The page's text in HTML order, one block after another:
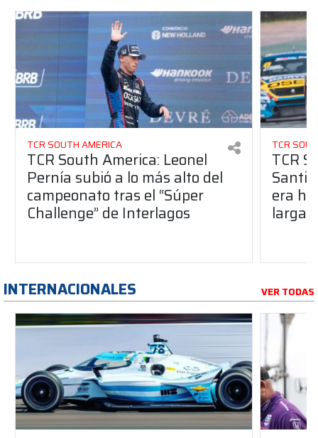
TCR SOUTH AMERICA
TCR South America: Leonel
Pernía subió a lo más alto del
campeonato tras el “Súper
Challenge” de Interlagos
TCR
TCR
era
INTERNACIONALES VER TODAS